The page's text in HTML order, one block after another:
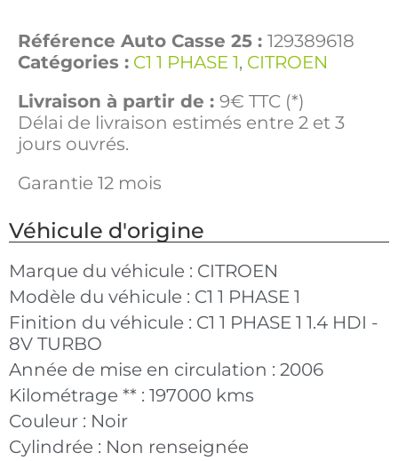
Référence Auto Casse 25 : 129389618
Catégories : C1 1 PHASE 1, CITROEN
Livraison à partir de : 9€ TTC (*)
Délai de livraison estimés entre 2 et 3
jours ouvrés.
Garantie 12 mois
Véhicule d'origine
Marque du véhicule : CITROEN
Modèle du véhicule : C1 1 PHASE 1
Finition du véhicule : C1 1 PHASE 1 1.4 HDI -
8V TURBO
Année de mise en circulation : 2006
Kilométrage ** : 197000 kms
Couleur : Noir
Cylindrée : Non renseignée